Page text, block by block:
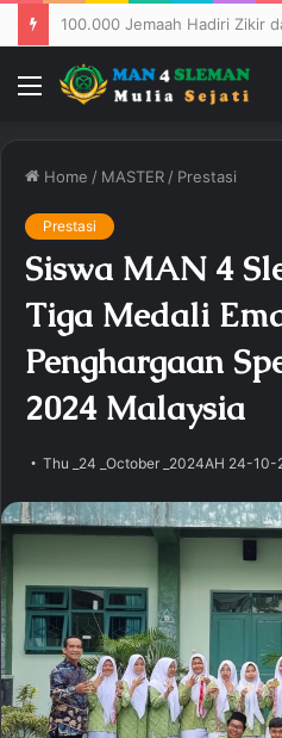
Menu
Home / MASTER / Prestasi
Prestasi
Siswa MAN 4
Tiga Medali
Penghargaan
2024 Malaysia
Thu _24 _October _2024AH 24-10-